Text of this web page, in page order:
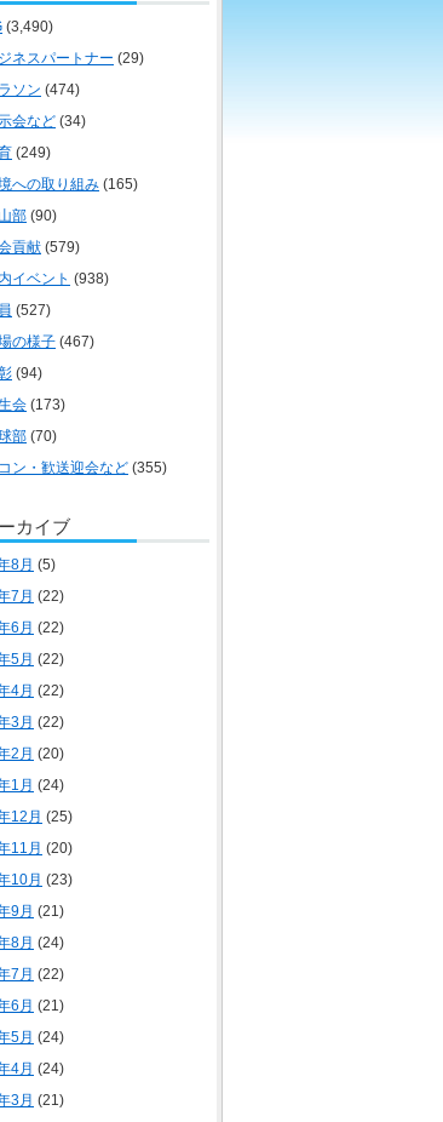
(3,490)
ネスパートナー (29)
ソン (474)
会など (34)
(249)
への取り組み (165)
部 (90)
貢献 (579)
イベント (938)
(527)
の様子 (467)
(94)
会 (173)
部 (70)
ン・歓送迎会など (355)
カイブ
8月 (5)
7月 (22)
6月 (22)
5月 (22)
4月 (22)
3月 (22)
2月 (20)
1月 (24)
12月 (25)
11月 (20)
10月 (23)
9月 (21)
8月 (24)
7月 (22)
6月 (21)
5月 (24)
4月 (24)
3月 (21)